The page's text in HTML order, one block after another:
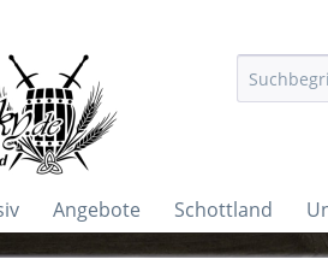
Angebote Schottland